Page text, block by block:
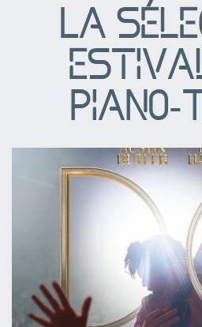
La
Piano-